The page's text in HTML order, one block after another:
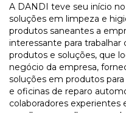
A DANDI teve seu início
soluções em limpeza e
produtos saneantes a
interessante para
produtos e soluções, que
negócio da empresa,
soluções em produtos
e oficinas de reparo
colaboradores experientes